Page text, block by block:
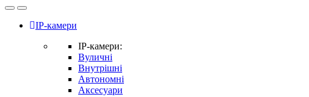
IP-камери
IP-камери:
Вуличні
Внутрішні
Автономні
Аксесуари